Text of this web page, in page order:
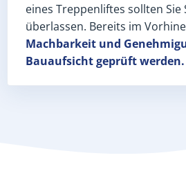
eines Treppenliftes sollten Sie
überlassen. Bereits im
Machbarkeit und
Bauaufsicht geprüft werden.